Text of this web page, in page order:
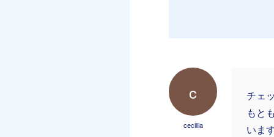
c
cecillia
チェ
もと
います